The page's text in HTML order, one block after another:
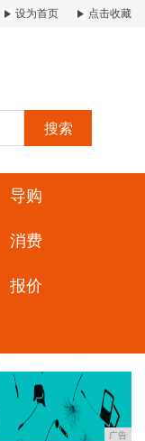
设为首页 点击收藏
搜索
导购
消费
报价
广告